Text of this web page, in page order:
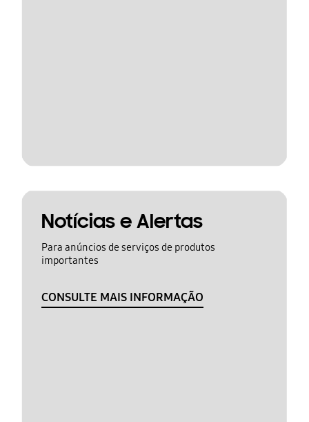
Notícias e Alertas
Para anúncios de serviços de produtos
importantes
CONSULTE MAIS INFORMAÇÃO